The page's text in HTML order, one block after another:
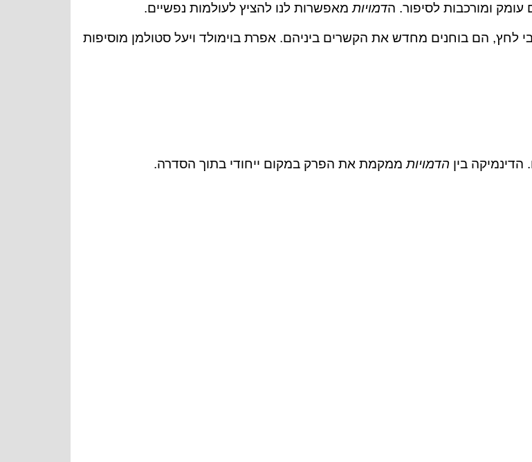
עומק ומורכבות לסיפור. הדמויותמאפשרות לנו להציץ לעולמות נפשיים.
לחץ, הם בוחנים מחדש את הקשרים ביניהם. אפרת בוימולד ויעל סטולמן מוסיפות
. הדינמיקה בין הדמויותממקמת את הפרק במקום ייחודי בתוך הסדרה.